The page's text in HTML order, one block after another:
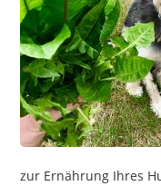
zur Ernährung Ihres